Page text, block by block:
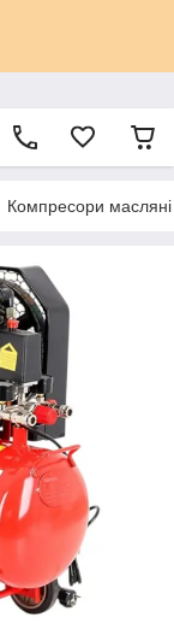
Компресори масляні